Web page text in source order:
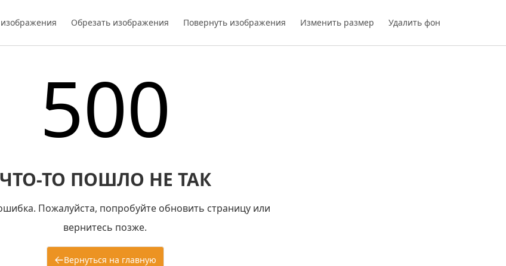
Обрезать изображения Повернуть изображения Изменить размер Удалить фон
500
ЧТО-ТО ПОШЛО НЕ ТАК
Пожалуйста, попробуйте обновить страницу или
вернитесь позже.
Вернуться на главную